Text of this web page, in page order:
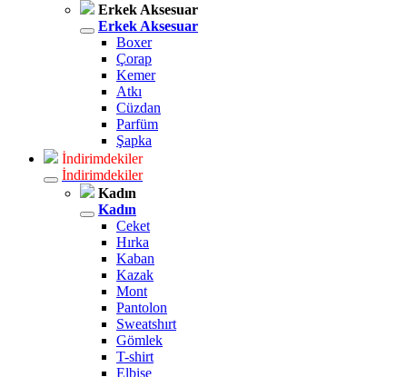
Erkek Aksesuar
Erkek Aksesuar
Boxer
Çorap
Kemer
Atkı
Cüzdan
Parfüm
Şapka
İndirimdekiler
İndirimdekiler
Kadın
Kadın
Ceket
Hırka
Kaban
Kazak
Mont
Pantolon
Sweatshırt
Gömlek
T-shirt
Elbise